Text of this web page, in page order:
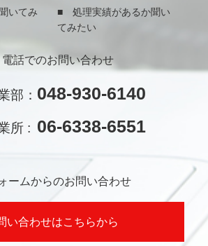
いてみ
■ 処理実績があるか聞い
てみたい
電話でのお問い合わせ
部： 048-930-6140
所 : 06-6338-6551
ームからのお問い合わせ
い合わせはこちらから